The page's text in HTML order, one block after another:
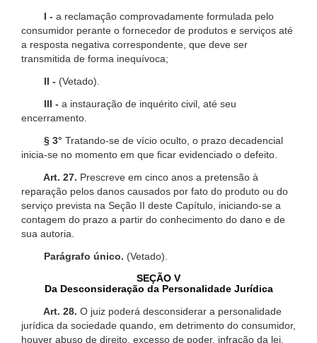
I - a reclamação comprovadamente formulada pelo
consumidor perante o fornecedor de produtos e serviços até
a resposta negativa correspondente, que deve ser
transmitida de forma inequívoca;
II - (Vetado).
III - a instauração de inquérito civil, até seu
encerramento.
§ 3° Tratando-se de vício oculto, o prazo decadencial
inicia-se no momento em que ficar evidenciado o defeito.
Art. 27. Prescreve em cinco anos a pretensão à
reparação pelos danos causados por fato do produto ou do
serviço prevista na Seção II deste Capítulo, iniciando-se a
contagem do prazo a partir do conhecimento do dano e de
sua autoria.
Parágrafo único. (Vetado).
SEÇÃO V
Da Desconsideração da Personalidade Jurídica
Art. 28. O juiz poderá desconsiderar a personalidade
jurídica da sociedade quando, em detrimento do consumidor,
houver abuso de direito, excesso de poder, infração da lei,